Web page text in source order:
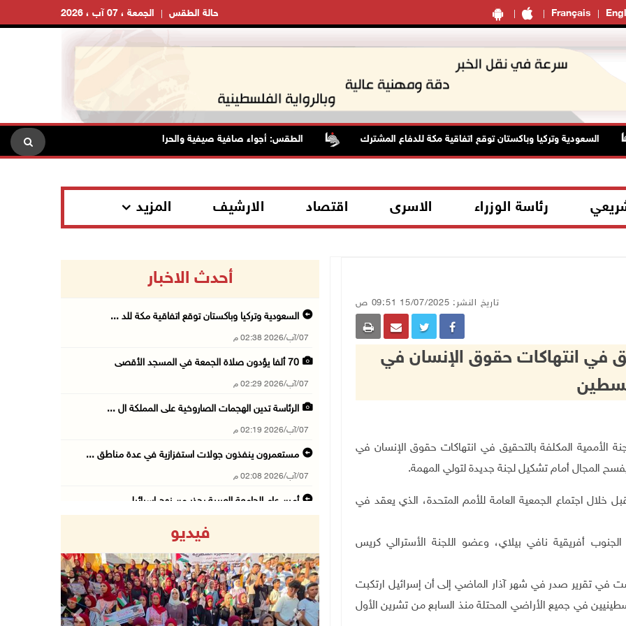
Français الجمعة ، 07 آب ، 2026 حالة الطقس
السعودية وتركيا وباكستان توقع اتفاقية مكة للدفاع المشترك الطقس: أجواء صافية صيفية والحرارة حول معدلها العام
رئاسة الوزراء الاسرى اقتصاد الارشيف المزيد
تاريخ النشر: 15/07/2025 09:51 ص
في انتهاكات حقوق الإنسان في
في اللجنة الأممية المكلفة بالتحقيق في انتهاكات حقوق الإنسان في
المجال أمام تشكيل لجنة جديدة لتولي المهمة.
خلال اجتماع الجمعية العامة للأمم المتحدة، الذي يعقد في
أفريقية نافي بيلاي، وعضو اللجنة الأسترالي كريس
تم تشكيلها في عام 2021، قد خلصت في تقرير صدر في شهر آذار الماضي إلى أن إسرائيل ارتكبت
في جميع الأراضي المحتلة منذ السابع من تشرين الأول
أحدث الاخبار
السعودية وتركيا وباكستان توقع اتفاقية مكة للد ...
07/آب/2026 02:38 م
70 ألفا يؤدون صلاة الجمعة في المسجد الأقصى
07/آب/2026 02:29 م
الرئاسة تدين الهجمات الصاروخية على المملكة ال ...
07/آب/2026 02:19 م
مستعمرون ينفذون جولات استفزازية في عدة مناطق ...
07/آب/2026 02:08 م
أمين عام الجامعة العربية يحذر من نهج إسرائيل ...
07/آب/2026 01:38 م
مستعمرون يهاجمون مجددا تجمع الكعابنة شرق الطي ...
07/آب/2026 12:08 م
فيديو
Previous Next